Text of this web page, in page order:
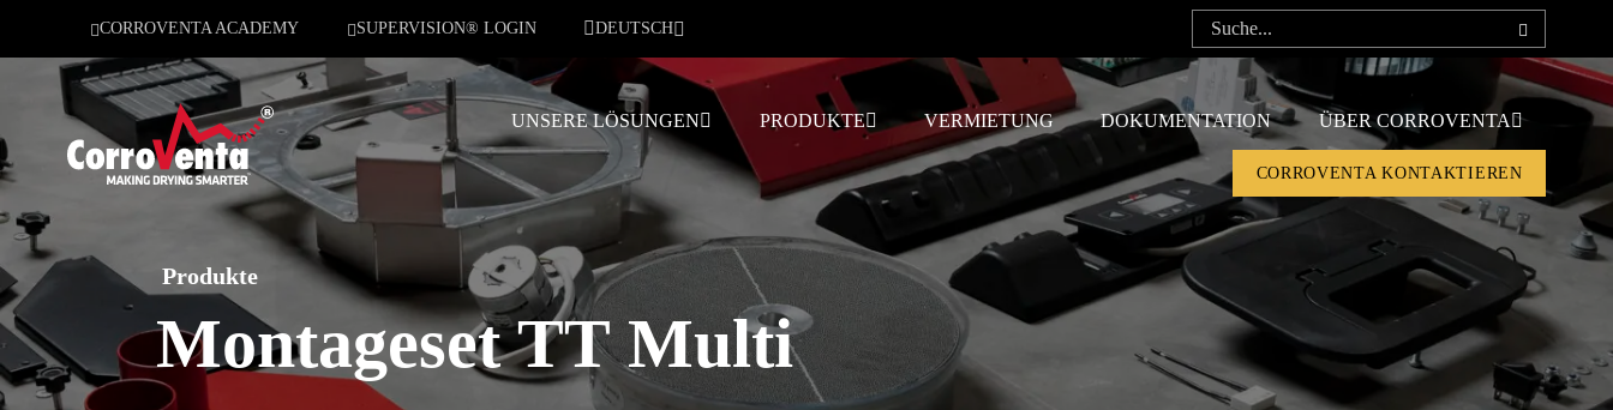
CORROVENTA ACADEMY SUPERVISION® LOGIN DEUTSCH
UNSERE LÖSUNGEN PRODUKTE VERMIETUNG DOKUMENTATION ÜBER CORROVENTA
CORROVENTA KONTAKTIEREN
Produkte
Montageset TT Multi